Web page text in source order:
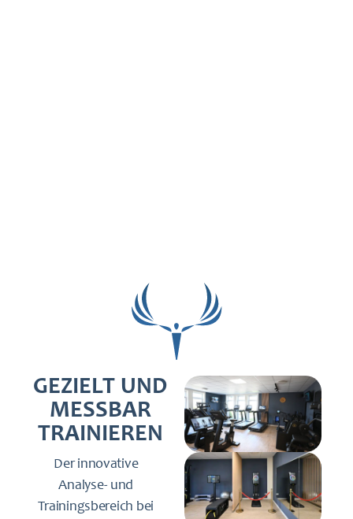
GEZIELT UND
MESSBAR
TRAINIEREN
Der innovative
Analyse- und
Trainingsbereich bei